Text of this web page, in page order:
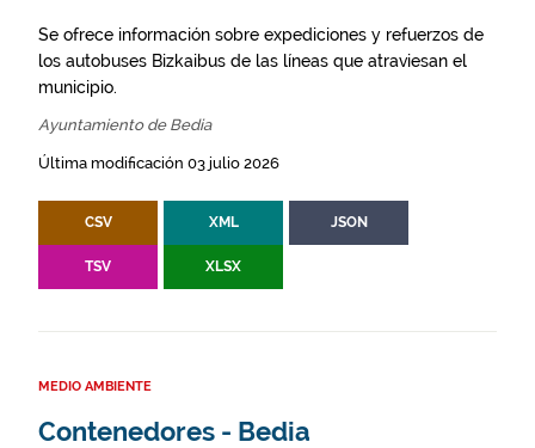
Se ofrece información sobre expediciones y refuerzos de
los autobuses Bizkaibus de las líneas que atraviesan el
municipio.
Ayuntamiento de Bedia
Última modificación 03 julio 2026
CSV XML JSON
TSV XLSX
MEDIO AMBIENTE
Contenedores - Bedia